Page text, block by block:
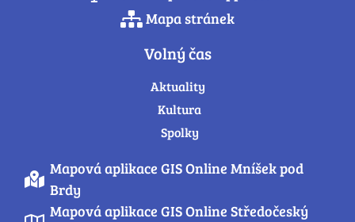
Mapa stránek
Volný čas
Aktuality
Kultura
Spolky
Mapová aplikace GIS Online Mníšek pod
Brdy
Mapová aplikace GIS Online Středočeský